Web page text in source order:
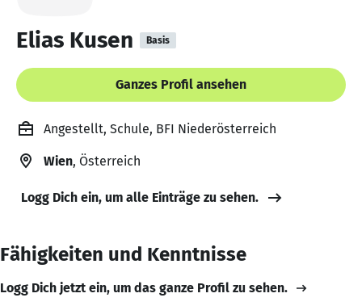
Elias Kusen Basis
Ganzes Profil ansehen
Angestellt, Schule, BFI Niederösterreich
Wien, Österreich
Logg Dich ein, um alle Einträge zu sehen.
Fähigkeiten und Kenntnisse
Logg Dich jetzt ein, um das ganze Profil zu sehen.